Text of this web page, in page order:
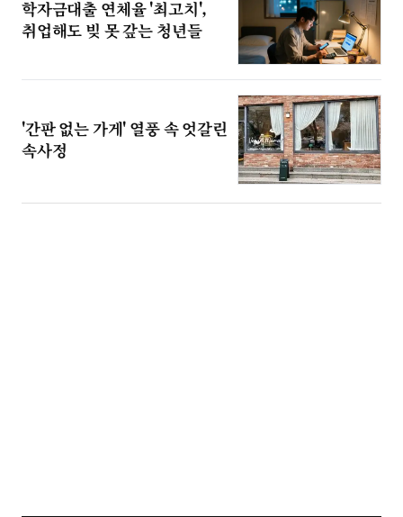
학자금대출 연체율 '최고치',
취업해도 빚 못 갚는 청년들
'간판 없는 가게' 열풍 속 엇갈린
속사정